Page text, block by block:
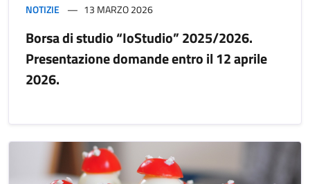
NOTIZIE 13 MARZO 2026
Borsa di studio “IoStudio” 2025/2026.
Presentazione domande entro il 12 aprile
2026.